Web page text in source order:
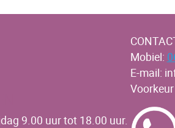
9.00 uur tot 18.00 uur.
Mobiel:
E-mail: